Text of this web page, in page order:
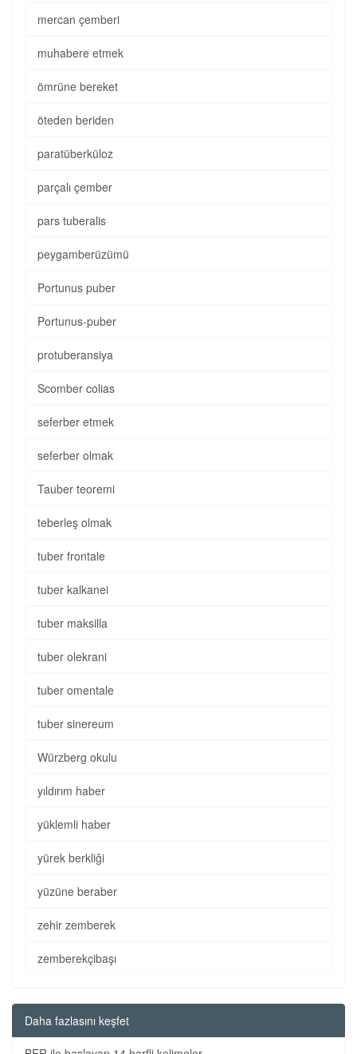
mercan çemberi
muhabere etmek
ömrüne bereket
öteden beriden
paratüberküloz
parçalı çember
pars tuberalis
peygamberüzümü
Portunus puber
Portunus-puber
protuberansiya
Scomber colias
seferber etmek
seferber olmak
Tauber teoremi
teberleş olmak
tuber frontale
tuber kalkanei
tuber maksilla
tuber olekrani
tuber omentale
tuber sinereum
Würzberg okulu
yıldırım haber
yüklemli haber
yürek berkliği
yüzüne beraber
zehir zemberek
zemberekçibaşı
Daha fazlasını keşfet